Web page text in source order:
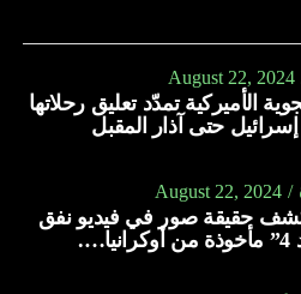
August 22, 2024
الأميركية تمدّد تعليق رحلاتها
إسرائيل حتى آذار المقبل
August 22, 2024
حقيقة صور في فيديو نفق